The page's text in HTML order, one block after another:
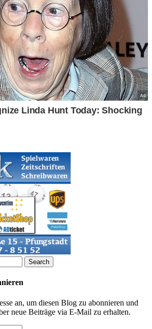
Search
an, um diesen Blog zu abonnieren und
neue Beiträge via E-Mail zu erhalten.